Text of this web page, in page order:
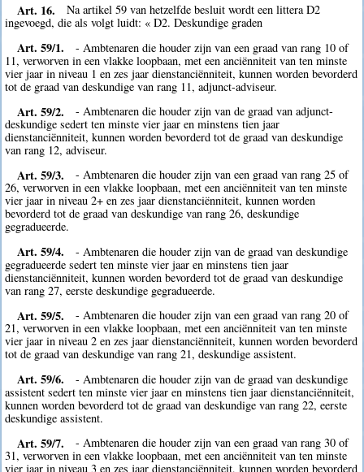
Art. 16.
Na artikel 59 van hetzelfde besluit wordt een littera D2
ingevoegd, die als volgt luidt: « D2. Deskundige graden
Art. 59/1.
- Ambtenaren die houder zijn van een graad van rang 10 of
11, verworven in een vlakke loopbaan, met een anciënniteit van ten minste
vier jaar in niveau 1 en zes jaar dienstanciënniteit, kunnen worden bevorderd
tot de graad van deskundige van rang 11, adjunct-adviseur.
Art. 59/2.
- Ambtenaren die houder zijn van de graad van adjunct-
deskundige sedert ten minste vier jaar en minstens tien jaar
dienstanciënniteit, kunnen worden bevorderd tot de graad van deskundige
van rang 12, adviseur.
Art. 59/3.
- Ambtenaren die houder zijn van een graad van rang 25 of
26, verworven in een vlakke loopbaan, met een anciënniteit van ten minste
vier jaar in niveau 2+ en zes jaar dienstanciënniteit, kunnen worden
bevorderd tot de graad van deskundige van rang 26, deskundige
gegradueerde.
Art. 59/4.
- Ambtenaren die houder zijn van de graad van deskundige
gegradueerde sedert ten minste vier jaar en minstens tien jaar
dienstanciënniteit, kunnen worden bevorderd tot de graad van deskundige
van rang 27, eerste deskundige gegradueerde.
Art. 59/5.
- Ambtenaren die houder zijn van een graad van rang 20 of
21, verworven in een vlakke loopbaan, met een anciënniteit van ten minste
vier jaar in niveau 2 en zes jaar dienstanciënniteit, kunnen worden bevorderd
tot de graad van deskundige van rang 21, deskundige assistent.
Art. 59/6.
- Ambtenaren die houder zijn van de graad van deskundige
assistent sedert ten minste vier jaar en minstens tien jaar dienstanciënniteit,
kunnen worden bevorderd tot de graad van deskundige van rang 22, eerste
deskundige assistent.
Art. 59/7.
- Ambtenaren die houder zijn van een graad van rang 30 of
31, verworven in een vlakke loopbaan, met een anciënniteit van ten minste
vier jaar in niveau 3 en zes jaar dienstanciënniteit, kunnen worden bevorderd